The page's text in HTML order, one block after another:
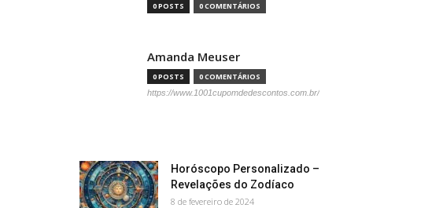
0 POSTS 0 COMENTÁRIOS
Amanda Meuser
0 POSTS 0 COMENTÁRIOS
https://www.1001cupomdedescontos.com.br/
Horóscopo Personalizado –
Revelações do Zodíaco
8 de fevereiro de 2024